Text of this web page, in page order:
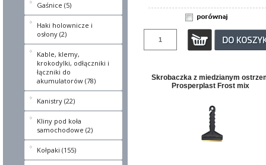
Gaśnice (5)
Haki holownicze i
osłony (2)
Kable, klemy,
krokodylki, odłączniki i
łączniki do
akumulatorów (78)
Kanistry (22)
Kliny pod koła
samochodowe (2)
Kołpaki (155)
Skrobaczka z miedzianym
Prosperplast Frost mix